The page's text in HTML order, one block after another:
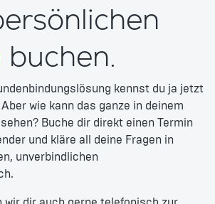
buchen.
kennst du ja jetzt
wie kann das ganze in deinem
Buche dir direkt einen Termin
und kläre all deine Fragen in
unverbindlichen